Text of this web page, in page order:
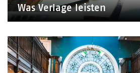
Was Verlage leisten